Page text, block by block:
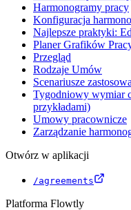
Harmonogramy pracy
Konfiguracja
Najlepsze praktyki:
Planer Grafików
Przegląd
Rodzaje Umów
Scenariusze
Tygodniowy wymiar
przykładami)
Umowy pracownicze
Zarządzanie
Otwórz w aplikacji
/agreements
Platforma Flowtly